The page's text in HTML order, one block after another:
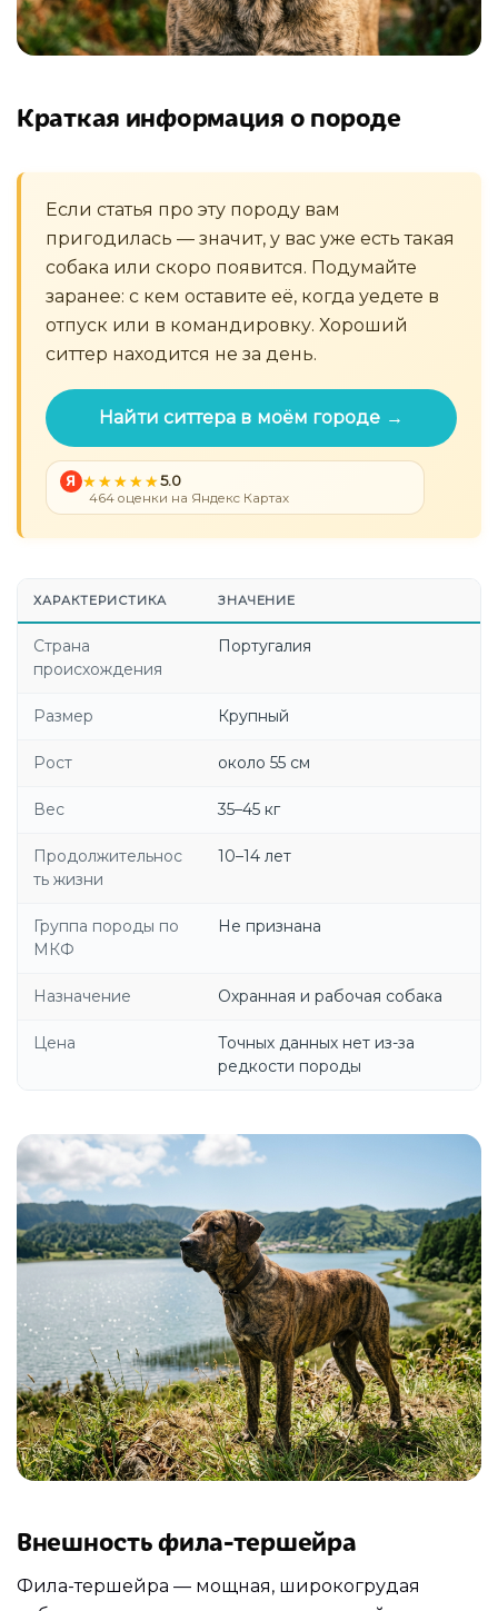
Краткая информация о породе
Если статья про эту породу вам
пригодилась — значит, у вас уже есть такая
собака или скоро появится. Подумайте
заранее: с кем оставите её, когда уедете в
отпуск или в командировку. Хороший
ситтер находится не за день.
Найти ситтера в моём городе →
Я 5.0
464 оценки на Яндекс Картах
ХАРАКТЕРИСТИКА ЗНАЧЕНИЕ
Страна
происхождения
Португалия
Размер Крупный
Рост около 55 см
Вес 35–45 кг
Продолжительнос
ть жизни
10–14 лет
Группа породы по
МКФ
Не признана
Назначение Охранная и рабочая собака
Цена
Точных данных нет из-за
редкости породы
Внешность фила-тершейра
Фила-тершейра — мощная, широкогрудая